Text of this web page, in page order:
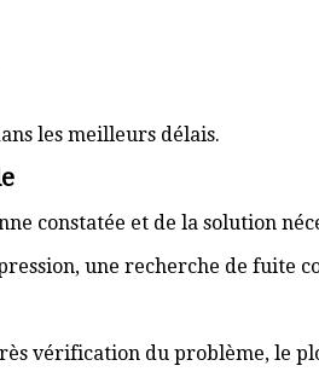
les meilleurs délais.
constatée et de la solution
une recherche de fuite
vérification du problème, le